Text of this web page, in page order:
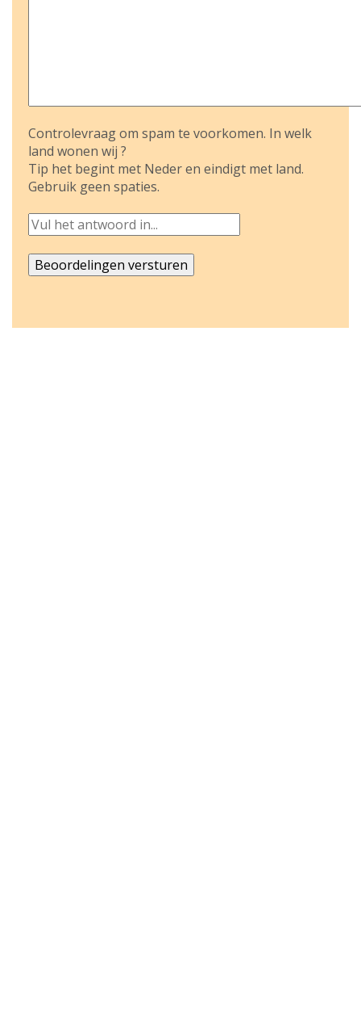
Controlevraag om spam te voorkomen. In welk
land wonen wij ?
Tip het begint met Neder en eindigt met land.
Gebruik geen spaties.